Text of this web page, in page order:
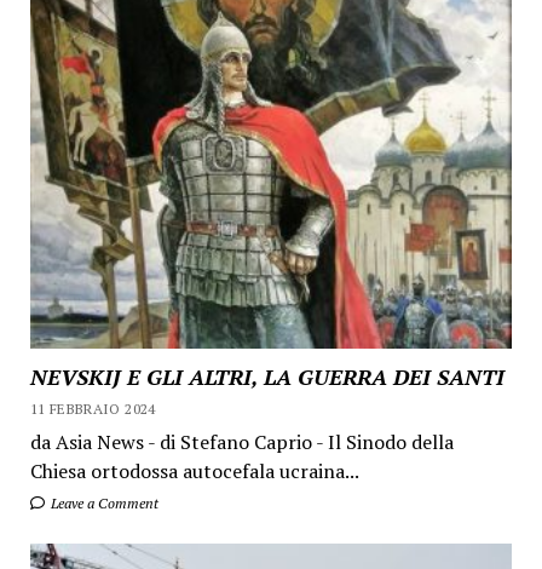
NEVSKIJ E GLI ALTRI, LA GUERRA DEI SANTI
11 FEBBRAIO 2024
da Asia News - di Stefano Caprio - Il Sinodo della
Chiesa ortodossa autocefala ucraina...
Leave a Comment